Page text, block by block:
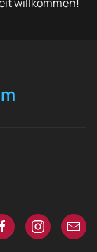
willkommen!